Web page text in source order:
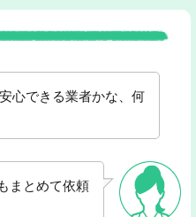
心できる業者かな、何
まとめて依頼